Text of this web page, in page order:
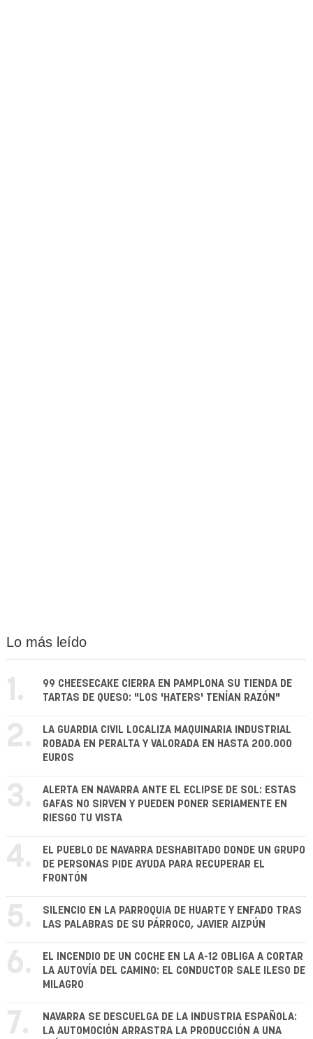
Lo más leído
1.
99 CHEESECAKE CIERRA EN PAMPLONA SU TIENDA DE
TARTAS DE QUESO: "LOS 'HATERS' TENÍAN RAZÓN"
2.
LA GUARDIA CIVIL LOCALIZA MAQUINARIA INDUSTRIAL
ROBADA EN PERALTA Y VALORADA EN HASTA 200.000
EUROS
3.
ALERTA EN NAVARRA ANTE EL ECLIPSE DE SOL: ESTAS
GAFAS NO SIRVEN Y PUEDEN PONER SERIAMENTE EN
RIESGO TU VISTA
4.
EL PUEBLO DE NAVARRA DESHABITADO DONDE UN GRUPO
DE PERSONAS PIDE AYUDA PARA RECUPERAR EL
FRONTÓN
5.
SILENCIO EN LA PARROQUIA DE HUARTE Y ENFADO TRAS
LAS PALABRAS DE SU PÁRROCO, JAVIER AIZPÚN
6.
EL INCENDIO DE UN COCHE EN LA A-12 OBLIGA A CORTAR
LA AUTOVÍA DEL CAMINO: EL CONDUCTOR SALE ILESO DE
MILAGRO
7.
NAVARRA SE DESCUELGA DE LA INDUSTRIA ESPAÑOLA:
LA AUTOMOCIÓN ARRASTRA LA PRODUCCIÓN A UNA